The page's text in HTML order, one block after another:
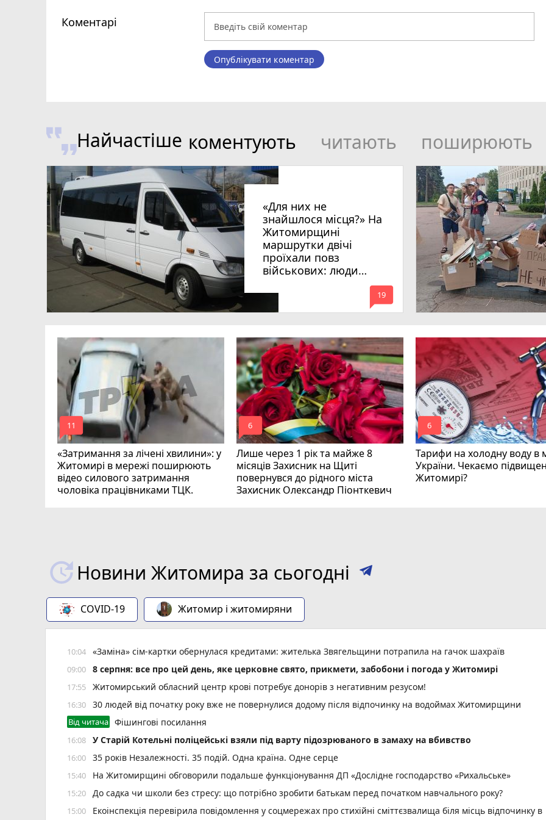
Коментарі
Опублікувати коментар
Найчастіше коментують читають поширюють
«Для них не
знайшлося місця?» На
Житомирщині
маршрутки двічі
проїхали повз
військових: люди
вимагають покарати
винних
mode_comment
19
«Затримання за лічені хвилини»: у
Житомирі в мережі поширюють
відео силового затримання
чоловіка працівниками ТЦК.
mode_comment
11
Лише через 1 рік та майже 8
місяців Захисник на Щиті
повернувся до рідного міста
Захисник Олександр Піонткевич
mode_comment
6
Тарифи на холодну воду в
України. Чекаємо
Житомирі?
mode_comment
6
Новини Житомира за сьогодні
COVID-19 Житомир і житомиряни
10:04 «Заміна» сім-картки обернулася кредитами: жителька Звягельщини потрапила на гачок шахраїв
09:00 8 серпня: все про цей день, яке церковне свято, прикмети, забобони і погода у Житомирі
17:55 Житомирський обласний центр крові потребує донорів з негативним резусом!
16:30 30 людей від початку року вже не повернулися додому після відпочинку на водоймах Житомирщини
Від читача Фішингові посилання
16:08 У Старій Котельні поліцейські взяли під варту підозрюваного в замаху на вбивство
16:00 35 років Незалежності. 35 подій. Одна країна. Одне серце
15:40 На Житомирщині обговорили подальше функціонування ДП «Дослідне господарство «Рихальське»
15:20 До садка чи школи без стресу: що потрібно зробити батькам перед початком навчального року?
15:00
Екоінспекція перевірила повідомлення у соцмережах про стихійні сміттєзвалища біля місць відпочинку в